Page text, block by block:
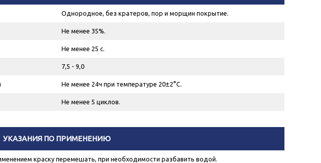
Однородное, без кратеров, пор и морщин покрытие.
Не менее 35%.
Не менее 25 с.
7,5 - 9,0
Не менее 24ч при температуре 20±2°С.
Не менее 5 циклов.
УКАЗАНИЯ ПО ПРИМЕНЕНИЮ
краску перемешать, при необходимости разбавить водой.